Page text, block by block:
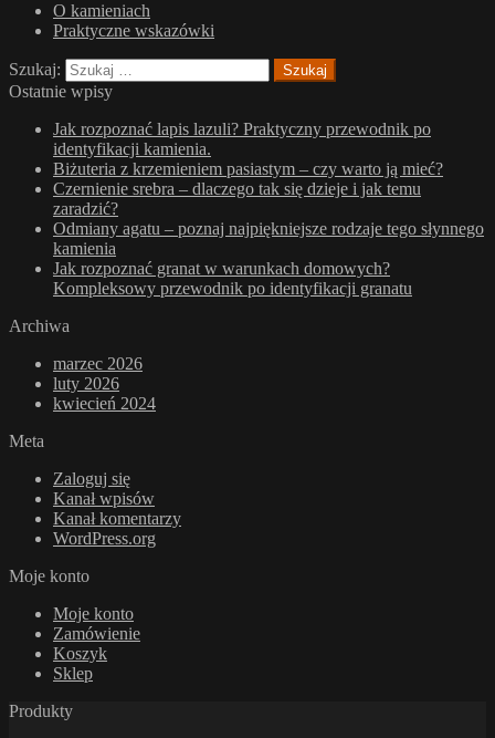
O kamieniach
Praktyczne wskazówki
Szukaj:
Ostatnie wpisy
Jak rozpoznać lapis lazuli? Praktyczny przewodnik po
identyfikacji kamienia.
Biżuteria z krzemieniem pasiastym – czy warto ją mieć?
Czernienie srebra – dlaczego tak się dzieje i jak temu
zaradzić?
Odmiany agatu – poznaj najpiękniejsze rodzaje tego słynnego
kamienia
Jak rozpoznać granat w warunkach domowych?
Kompleksowy przewodnik po identyfikacji granatu
Archiwa
marzec 2026
luty 2026
kwiecień 2024
Meta
Zaloguj się
Kanał wpisów
Kanał komentarzy
WordPress.org
Moje konto
Moje konto
Zamówienie
Koszyk
Sklep
Produkty